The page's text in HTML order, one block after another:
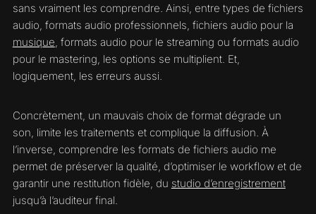
sans vraiment les comprendre. Ainsi, entre types de fichiers
audio, formats audio professionnels, fichiers audio pour la
musique, formats audio pour le streaming ou formats audio
pour le mastering, les options se multiplient. Et,
logiquement, les erreurs aussi.
Concrètement, un mauvais choix de format dégrade un
son, limite les traitements et complique la diffusion. À
l’inverse, comprendre les formats de fichiers audio me
permet de préserver la qualité, d’optimiser le workflow et de
garantir une restitution fidèle, du studio d’enregistrement
jusqu’à l’auditeur final.